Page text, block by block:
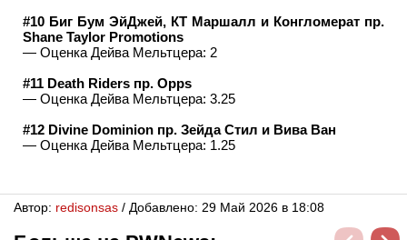
#10 Биг Бум ЭйДжей, КТ Маршалл и Конгломерат пр.
Shane Taylor Promotions
— Оценка Дейва Мельтцера: 2
#11 Death Riders пр. Opps
— Оценка Дейва Мельтцера: 3.25
#12 Divine Dominion пр. Зейда Стил и Вива Ван
— Оценка Дейва Мельтцера: 1.25
Автор: redisonsas / Добавлено: 29 Май 2026 в 18:08